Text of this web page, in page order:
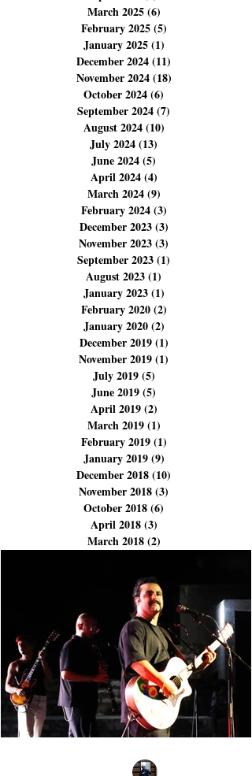
June 2025(4)4 posts
May 2025(6)6 posts
April 2025(4)4 posts
March 2025(6)6 posts
February 2025 (5)5 posts
January 2025 (1)
December 2024(11)
November 2024(18)
October 2024(6)
September 2024
August 2024 (10)
July 2024(13)13 posts
June 2024(5)5 posts
April 2024(4)4 posts
March 2024(9)9 posts
February 2024(3)3 posts
December 2023(3)
November 2023 (3)
September 2023 (1)
August 2023 (1)1 post
January 2023(1)1 post
February 2020 (2)2 posts
January 2020(2)
December 2019(1)
November 2019(1)
July 2019 (5)5 posts
June 2019(5)5 posts
April 2019(2)2 posts
March 2019(1)1 post
February 2019 (1)1 post
January 2019 (9)
December 2018(10)
November 2018(3)
(3)
March 2018(2)2 posts